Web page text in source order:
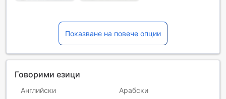
Показване на повече опции
Говорими езици
Английски Арабски